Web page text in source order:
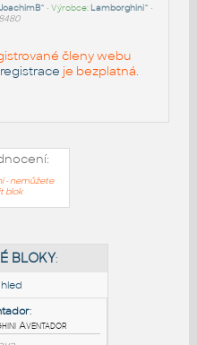
JoachimB^ • Výrobce: Lamborghini^ •
členy webu
registrace je bezplatná.
- nemůžete
blok